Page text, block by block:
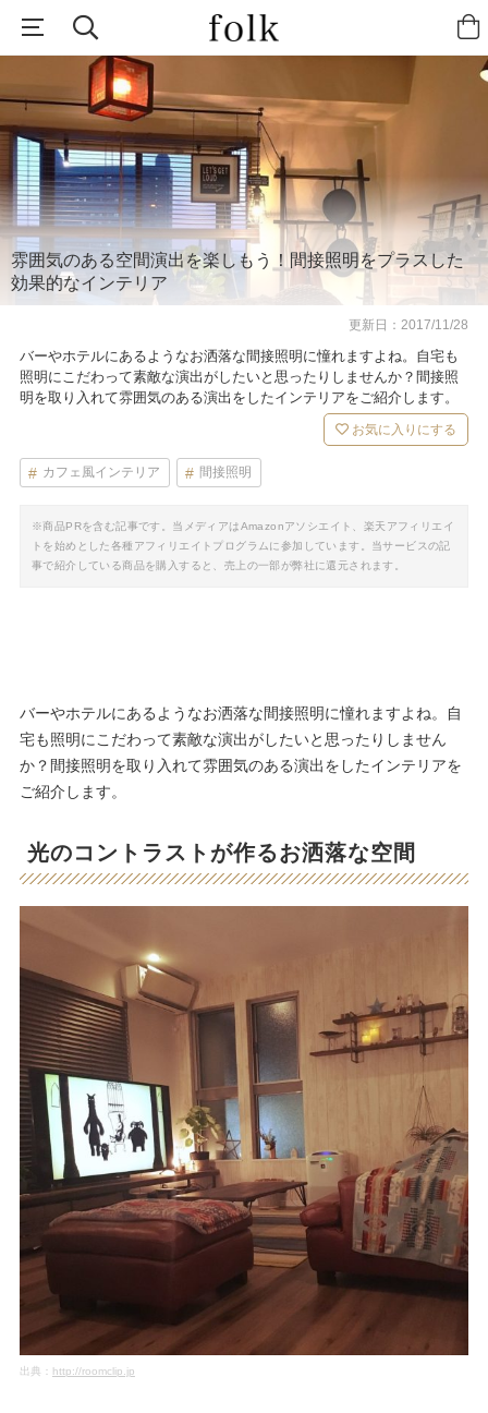
雰囲気のある空間演出を楽しもう！間接照明をプラスした
効果的なインテリア
更新日：2017/11/28
バーやホテルにあるようなお洒落な間接照明に憧れますよね。自宅も
照明にこだわって素敵な演出がしたいと思ったりしませんか？間接照
明を取り入れて雰囲気のある演出をしたインテリアをご紹介します。
お気に入りにする
カフェ風インテリア 間接照明
※商品PRを含む記事です。当メディアはAmazonアソシエイト、楽天アフィリエイ
トを始めとした各種アフィリエイトプログラムに参加しています。当サービスの記
事で紹介している商品を購入すると、売上の一部が弊社に還元されます。
バーやホテルにあるようなお洒落な間接照明に憧れますよね。自
宅も照明にこだわって素敵な演出がしたいと思ったりしません
か？間接照明を取り入れて雰囲気のある演出をしたインテリアを
ご紹介します。
光のコントラストが作るお洒落な空間
出典： http://roomclip.jp